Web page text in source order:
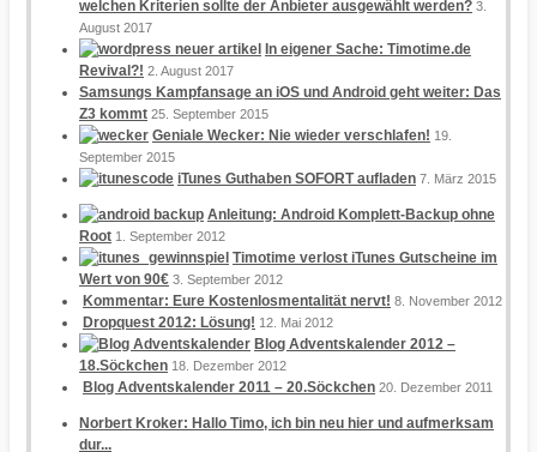
welchen Kriterien sollte der Anbieter ausgewählt werden? 3.
August 2017
In eigener Sache: Timotime.de
Revival?! 2. August 2017
Samsungs Kampfansage an iOS und Android geht weiter: Das
Z3 kommt 25. September 2015
Geniale Wecker: Nie wieder verschlafen! 19.
September 2015
iTunes Guthaben SOFORT aufladen 7. März 2015
Anleitung: Android Komplett-Backup ohne
Root 1. September 2012
Timotime verlost iTunes Gutscheine im
Wert von 90€ 3. September 2012
Kommentar: Eure Kostenlosmentalität nervt! 8. November 2012
Dropquest 2012: Lösung! 12. Mai 2012
Blog Adventskalender 2012 –
18.Söckchen 18. Dezember 2012
Blog Adventskalender 2011 – 20.Söckchen 20. Dezember 2011
Norbert Kroker: Hallo Timo, ich bin neu hier und aufmerksam
dur...